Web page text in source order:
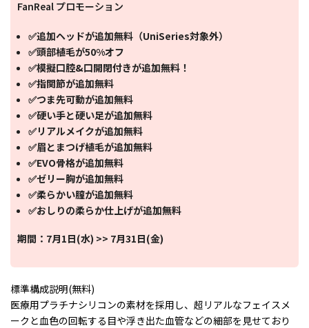
FanReal プロモーション
✅追加ヘッドが追加無料（UniSeries対象外）
✅頭部植毛が50%オフ
✅模擬口腔&口開閉付きが追加無料！
✅指関節が追加無料
✅つま先可動が追加無料
✅硬い手と硬い足が追加無料
✅リアルメイクが追加無料
✅眉とまつげ植毛が追加無料
✅EVO骨格が追加無料
✅ゼリー胸が追加無料
✅柔らかい膣が追加無料
✅おしりの柔らか仕上げが追加無料
期間：7月1日(水) >> 7月31日(金)
標準構成説明(無料)
医療用プラチナシリコンの素材を採用し、超リアルなフェイスメ
ークと血色の回転する目や浮き出た血管などの細部を見せており